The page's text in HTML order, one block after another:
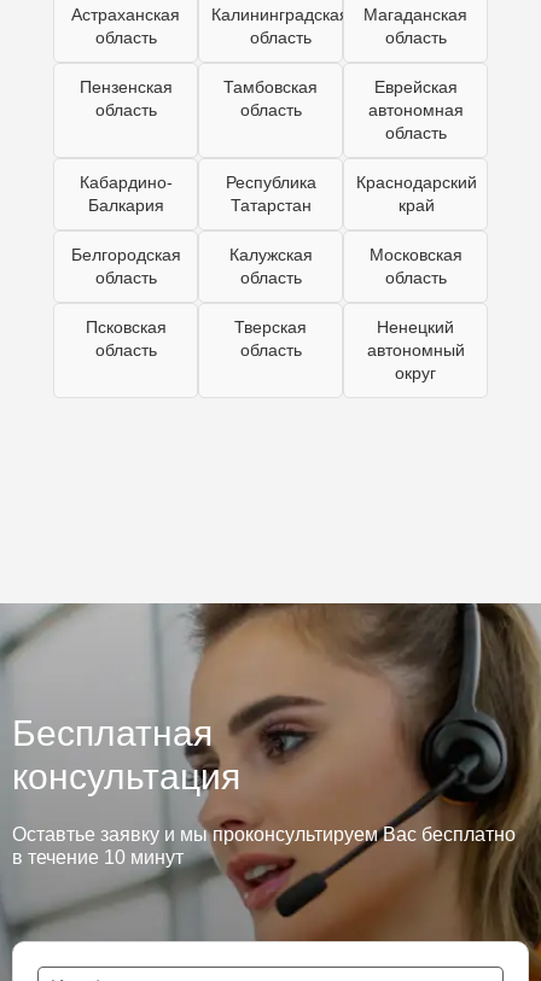
Астраханская
область
Калининградская
область
Магаданская
область
Пензенская
область
Тамбовская
область
Еврейская
автономная
область
Кабардино-
Балкария
Республика
Татарстан
Краснодарский
край
Белгородская
область
Калужская
область
Московская
область
Псковская
область
Тверская
область
Ненецкий
автономный
округ
Бесплатная
консультация
Оставтье заявку и мы проконсультируем Вас бесплатно
в течение 10 минут